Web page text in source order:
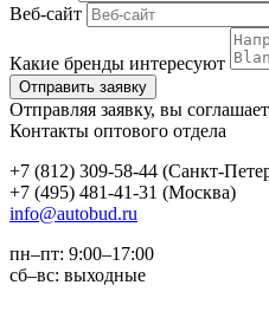
Веб-сайт
Какие бренды интересуют
Отправляя заявку, вы
Контакты оптового отдела
+7 (812) 309-58-44 (Санкт-
+7 (495) 481-41-31 (Москва)
info@autobud.ru
пн–пт: 9:00–17:00
сб–вс: выходные